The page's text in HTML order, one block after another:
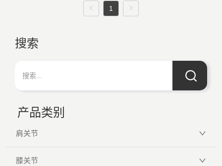
1
搜索
产品类别
肩关节
膝关节